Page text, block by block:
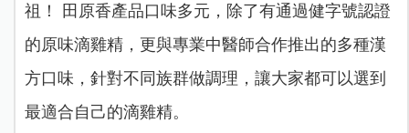
祖！ 田原香產品口味多元，除了有通過健字號認證
的原味滴雞精，更與專業中醫師合作推出的多種漢
方口味，針對不同族群做調理，讓大家都可以選到
最適合自己的滴雞精。